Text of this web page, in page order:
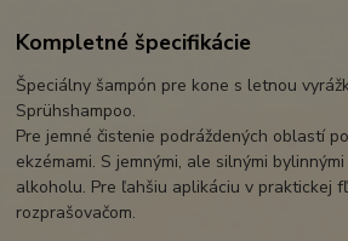
Kompletné špecifikácie
Špeciálny šampón pre kone s letnou
Sprühshampoo.
Pre jemné čistenie podráždených oblastí
ekzémami. S jemnými, ale silnými
alkoholu. Pre ľahšiu aplikáciu v praktickej
rozprašovačom.